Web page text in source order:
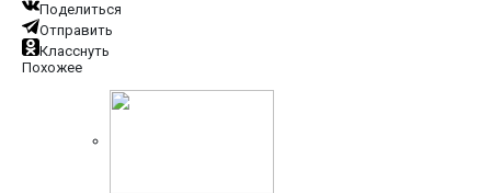
Поделиться
Отправить
Класснуть
Похожее